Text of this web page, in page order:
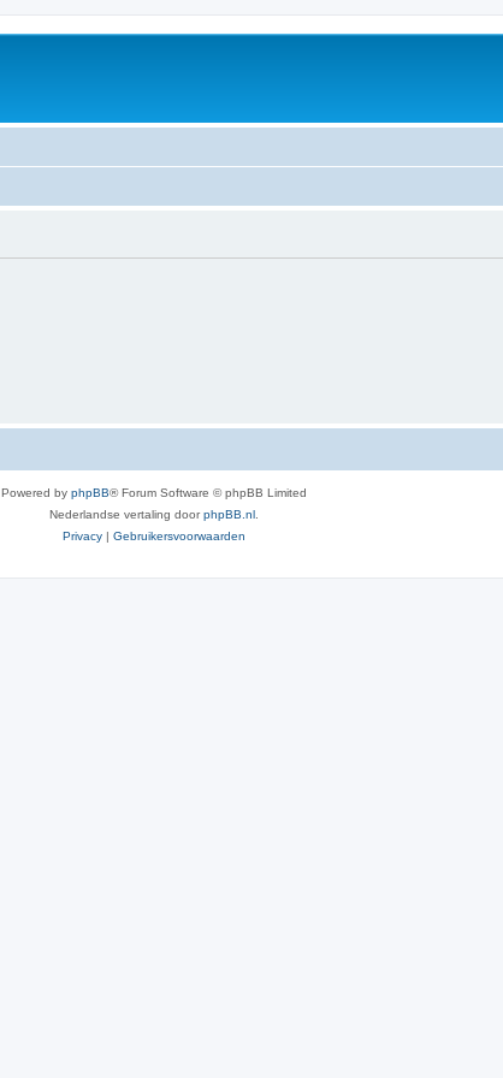
Powered by phpBB® Forum Software © phpBB Limited
Nederlandse vertaling doorphpBB.nl
Privacy | Gebruikersvoorwaarden